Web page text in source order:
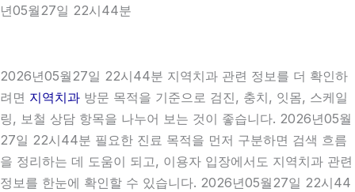
년05월27일 22시44분
2026년05월27일 22시44분 지역치과 관련 정보를 더 확인하
려면 지역치과 방문 목적을 기준으로 검진, 충치, 잇몸, 스케일
링, 보철 상담 항목을 나누어 보는 것이 좋습니다. 2026년05월
27일 22시44분 필요한 진료 목적을 먼저 구분하면 검색 흐름
을 정리하는 데 도움이 되고, 이용자 입장에서도 지역치과 관련
정보를 한눈에 확인할 수 있습니다. 2026년05월27일 22시44